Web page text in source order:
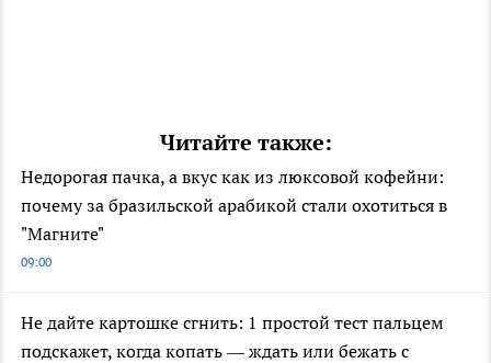
Читайте также:
Недорогая пачка, а вкус как из люксовой кофейни:
почему за бразильской арабикой стали охотиться в
"Магните"
09:00
Не дайте картошке сгнить: 1 простой тест пальцем
подскажет, когда копать — ждать или бежать с